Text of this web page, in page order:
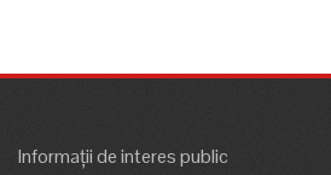
Informații de interes public